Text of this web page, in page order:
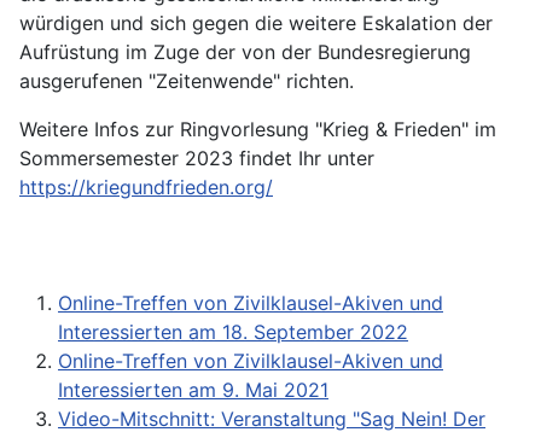
würdigen und sich gegen die weitere Eskalation der
Aufrüstung im Zuge der von der Bundesregierung
ausgerufenen "Zeitenwende" richten.
Weitere Infos zur Ringvorlesung "Krieg & Frieden" im
Sommersemester 2023 findet Ihr unter
https://kriegundfrieden.org/
Online-Treffen von Zivilklausel-Akiven und
Interessierten am 18. September 2022
Online-Treffen von Zivilklausel-Akiven und
Interessierten am 9. Mai 2021
Video-Mitschnitt: Veranstaltung "Sag Nein! Der